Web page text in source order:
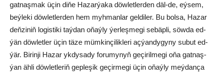
gat­naş­mak üçin di­ňe Ha­zar­ýa­ka döw­let­ler­den däl-de, eý­sem,
beý­le­ki döw­let­ler­den hem myh­man­lar gel­di­ler. Bu bol­sa, Ha­zar
deň­zi­niň lo­gis­ti­ki taý­dan oňaý­ly ýer­leş­me­gi se­bäp­li, söw­da ed­
ýän döw­let­ler üçin tä­ze müm­kin­çi­lik­le­ri aç­ýan­dy­gy­ny su­but ed­
ýär. Bi­rin­ji Ha­zar yk­dy­sa­dy fo­ru­my­nyň ge­çi­ril­me­gi oňa gat­naş­
ýan äh­li döw­let­le­riň gep­le­şik ge­çir­me­gi üçin oňaý­ly meý­dan­ça